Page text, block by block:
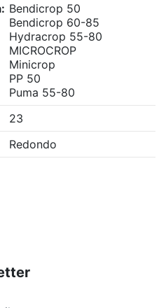
Bendicrop 50
Bendicrop 60-85
Hydracrop 55-80
MICROCROP
Minicrop
PP 50
Puma 55-80
23
Redondo